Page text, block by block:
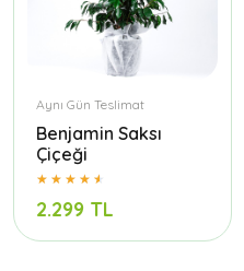
Aynı Gün Teslimat
Benjamin Saksı
Çiçeği
2.299 TL